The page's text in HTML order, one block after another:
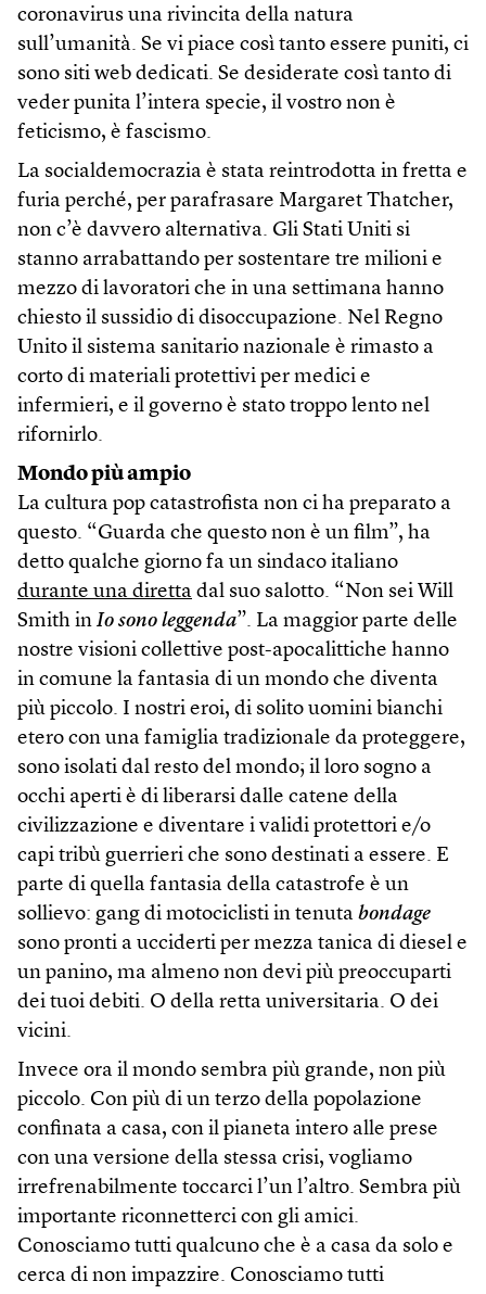
coronavirus una rivincita della natura
sull’umanità. Se vi piace così tanto essere puniti, ci
sono siti web dedicati. Se desiderate così tanto di
veder punita l’intera specie, il vostro non è
feticismo, è fascismo.
La socialdemocrazia è stata reintrodotta in fretta e
furia perché, per parafrasare Margaret Thatcher,
non c’è davvero alternativa. Gli Stati Uniti si
stanno arrabattando per sostentare tre milioni e
mezzo di lavoratori che in una settimana hanno
chiesto il sussidio di disoccupazione. Nel Regno
Unito il sistema sanitario nazionale è rimasto a
corto di materiali protettivi per medici e
infermieri, e il governo è stato troppo lento nel
rifornirlo.
Mondo più ampio
La cultura pop catastrofista non ci ha preparato a
questo. “Guarda che questo non è un film”, ha
detto qualche giorno fa un sindaco italiano
durante una diretta dal suo salotto. “Non sei Will
Smith in Io sono leggenda”. La maggior parte delle
nostre visioni collettive post-apocalittiche hanno
in comune la fantasia di un mondo che diventa
più piccolo. I nostri eroi, di solito uomini bianchi
etero con una famiglia tradizionale da proteggere,
sono isolati dal resto del mondo; il loro sogno a
occhi aperti è di liberarsi dalle catene della
civilizzazione e diventare i validi protettori e/o
capi tribù guerrieri che sono destinati a essere. E
parte di quella fantasia della catastrofe è un
sollievo: gang di motociclisti in tenuta bondage
sono pronti a ucciderti per mezza tanica di diesel e
un panino, ma almeno non devi più preoccuparti
dei tuoi debiti. O della retta universitaria. O dei
vicini.
Invece ora il mondo sembra più grande, non più
piccolo. Con più di un terzo della popolazione
confinata a casa, con il pianeta intero alle prese
con una versione della stessa crisi, vogliamo
irrefrenabilmente toccarci l’un l’altro. Sembra più
importante riconnetterci con gli amici.
Conosciamo tutti qualcuno che è a casa da solo e
cerca di non impazzire. Conosciamo tutti